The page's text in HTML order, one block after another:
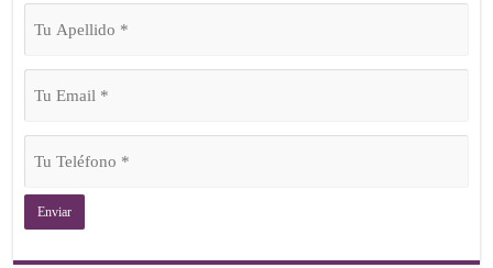
Tu
Apellido
Tu
Email
Tu
Teléfono